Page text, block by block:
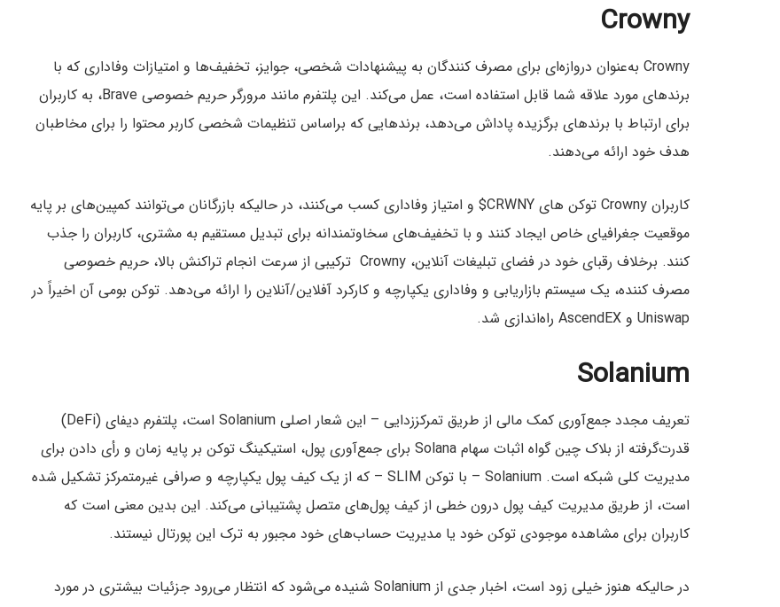
Crowny
Crowny به‌عنوان دروازه‌ای برای مصرف کنندگان به پیشنهادات شخصی، جوایز، تخفیف‌ها و امتیازات وفاداری که با
برندهای مورد علاقه شما قابل استفاده است، عمل می‌کند. این پلتفرم مانند مرورگر حریم خصوصی Brave، به کاربران
برای ارتباط با برندهای برگزیده پاداش می‌دهد، برند‌هایی که براساس تنظیمات شخصی کاربر محتوا را برای مخاطبان
هدف خود ارائه می‌دهند.
کاربران Crowny توکن های CRWNY$ و امتیاز وفاداری کسب می‌کنند، در حالیکه بازرگانان می‌توانند کمپین‌های بر پایه
موقعیت جغرافیای خاص ایجاد کنند و با تخفیف‌های سخاوتمندانه برای تبدیل مستقیم به مشتری، کاربران را جذب
کنند. برخلاف رقبای خود در فضای تبلیغات آنلاین، Crowny ترکیبی از سرعت انجام تراکنش بالا، حریم خصوصی
مصرف کننده، یک سیستم بازاریابی و وفاداری یکپارچه و کارکرد آفلاین/آنلاین را ارائه می‌دهد. توکن بومی آن اخیراً در
Uniswap و AscendEX راه‌اندازی شد.
Solanium
تعریف مجدد جمع‌آوری کمک مالی از طریق تمرکززدایی – این شعار اصلی Solanium است، پلتفرم دیفای (DeFi)
قدرت‌گرفته از بلاک چین گواه اثبات سهام Solana برای جمع‌آوری پول، استیکینگ توکن بر پایه زمان و رأی دادن برای
مدیریت کلی شبکه است. Solanium – با توکن SLIM – که از یک کیف پول یکپارچه و صرافی غیرمتمرکز تشکیل شده
است، از طریق مدیریت کیف پول درون خطی از کیف پول‌های متصل پشتیبانی می‌کند. این بدین معنی است که
کاربران برای مشاهده موجودی توکن خود یا مدیریت حساب‌های خود مجبور به ترک این پورتال نیستند.
در حالیکه هنوز خیلی زود است، اخبار جدی از Solanium شنیده می‌شود که انتظار می‌رود جزئیات بیشتری در مورد